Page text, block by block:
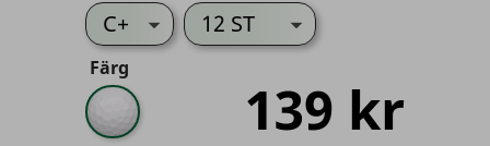
Färg
Vit 139 kr